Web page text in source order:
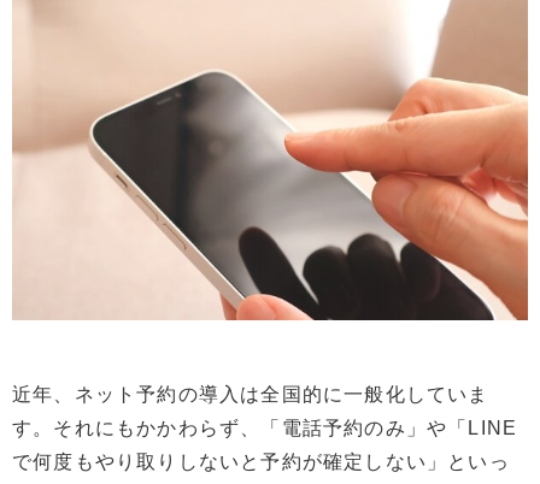
近年、ネット予約の導入は全国的に一般化していま
す。それにもかかわらず、「電話予約のみ」や「LINE
で何度もやり取りしないと予約が確定しない」といっ